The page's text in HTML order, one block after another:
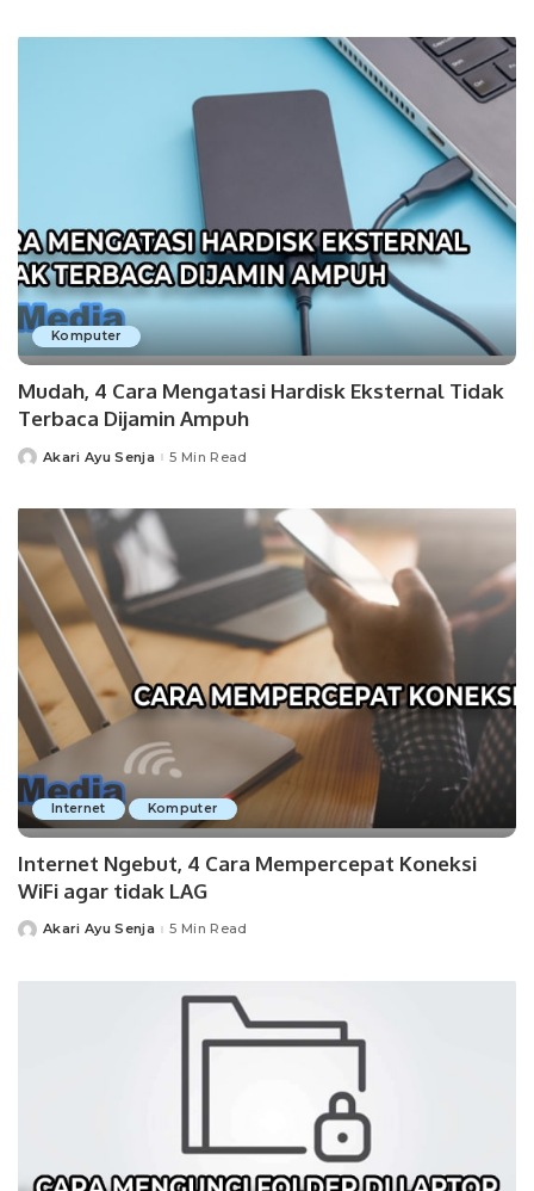
Komputer
Mudah, 4 Cara Mengatasi Hardisk Eksternal Tidak
Terbaca Dijamin Ampuh
PostedAkari Ayu Senja 5 Min Read
Internet Komputer
Internet Ngebut, 4 Cara Mempercepat Koneksi
WiFi agar tidak LAG
PostedAkari Ayu Senja 5 Min Read